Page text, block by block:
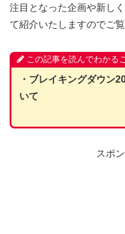
注目となった企画や新し
て紹介いたしますのでご覧
この記事を読んでわかる
・ブレイキングダウン
いて
スポ